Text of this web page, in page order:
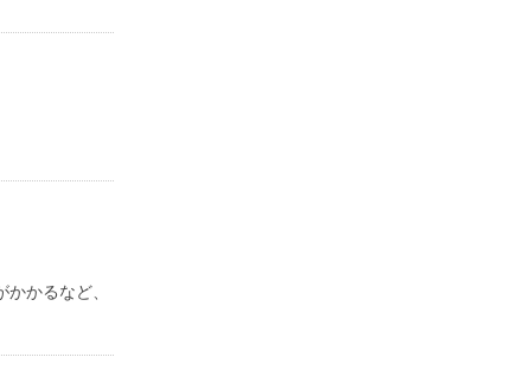
かるなど、